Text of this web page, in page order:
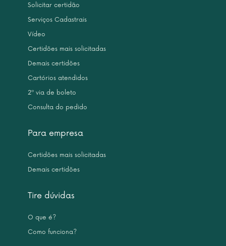
Solicitar certidão
Serviços Cadastrais
Vídeo
Certidões mais solicitadas
Demais certidões
Cartórios atendidos
2ª via de boleto
Consulta do pedido
Para empresa
Certidões mais solicitadas
Demais certidões
Tire dúvidas
O que é?
Como funciona?